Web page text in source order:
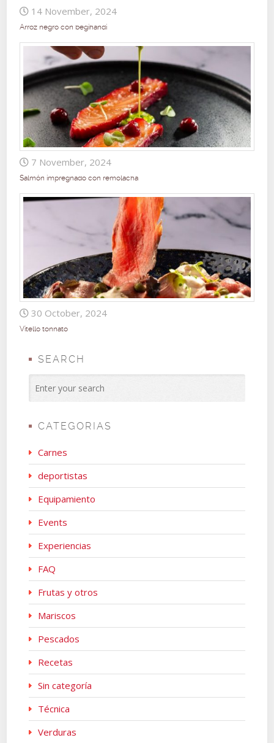
14 November, 2024
Arroz negro con begihandi
7 November, 2024
Salmón impregnado con remolacha
30 October, 2024
Vitello tonnato
SEARCH
CATEGORIAS
Carnes
deportistas
Equipamiento
Events
Experiencias
FAQ
Frutas y otros
Mariscos
Pescados
Recetas
Sin categoría
Técnica
Verduras